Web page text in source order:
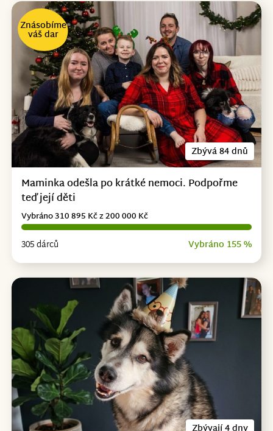
Zbývá 84 dnů
Znásobíme
váš dar
Maminka odešla po krátké nemoci. Podpořme
teď její děti
305 dárců Vybráno 155 %
Vybráno 310 895 Kč z 200 000 Kč